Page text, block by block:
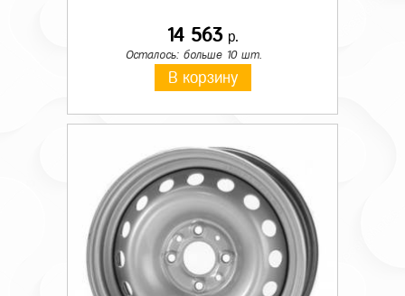
14 563р.
Осталось: больше 10 шт.
В корзину